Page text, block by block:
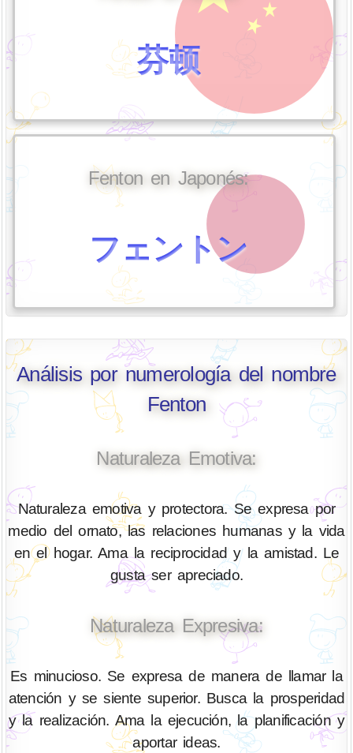
芬顿
Fenton en Japonés:
フェントン
Análisis por numerología del nombre
Fenton
Naturaleza Emotiva:
Naturaleza emotiva y protectora. Se expresa por
medio del ornato, las relaciones humanas y la vida
en el hogar. Ama la reciprocidad y la amistad. Le
gusta ser apreciado.
Naturaleza Expresiva:
Es minucioso. Se expresa de manera de llamar la
atención y se siente superior. Busca la prosperidad
y la realización. Ama la ejecución, la planificación y
aportar ideas.